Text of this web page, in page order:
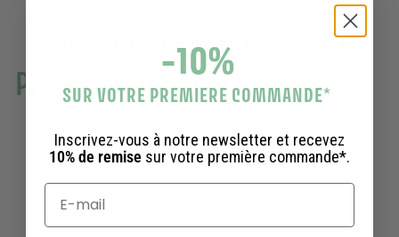
Produit en vedette
-10%
SUR VOTRE PREMIERE COMMANDE*
Inscrivez-vous à notre newsletter et recevez
10% de remise sur votre première commande*.